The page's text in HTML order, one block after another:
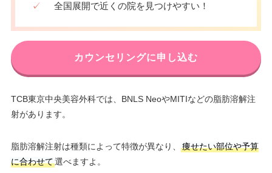
✓ 全国展開で近くの院を見つけやすい！
カウンセリングに申し込む
TCB東京中央美容外科では、BNLS NeoやMITIなどの脂肪溶解注
射があります。
脂肪溶解注射は種類によって特徴が異なり、
痩せたい部位や予算
に合わせて選べますよ。